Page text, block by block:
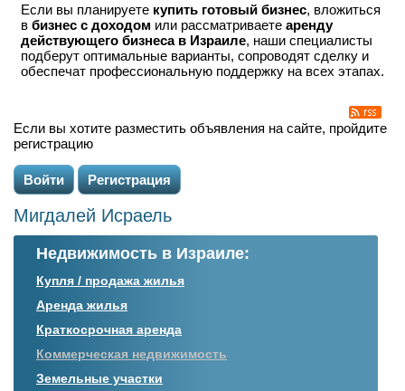
Если вы планируете купить готовый бизнес, вложиться
в бизнес с доходом или рассматриваете аренду
действующего бизнеса в Израиле, наши специалисты
подберут оптимальные варианты, сопроводят сделку и
обеспечат профессиональную поддержку на всех этапах.
Если вы хотите разместить объявления на сайте, пройдите
регистрацию
Войти Регистрация
Мигдалей Исраель
Недвижимость в Израиле:
Купля / продажа жилья
Аренда жилья
Краткосрочная аренда
Коммерческая недвижимость
Земельные участки